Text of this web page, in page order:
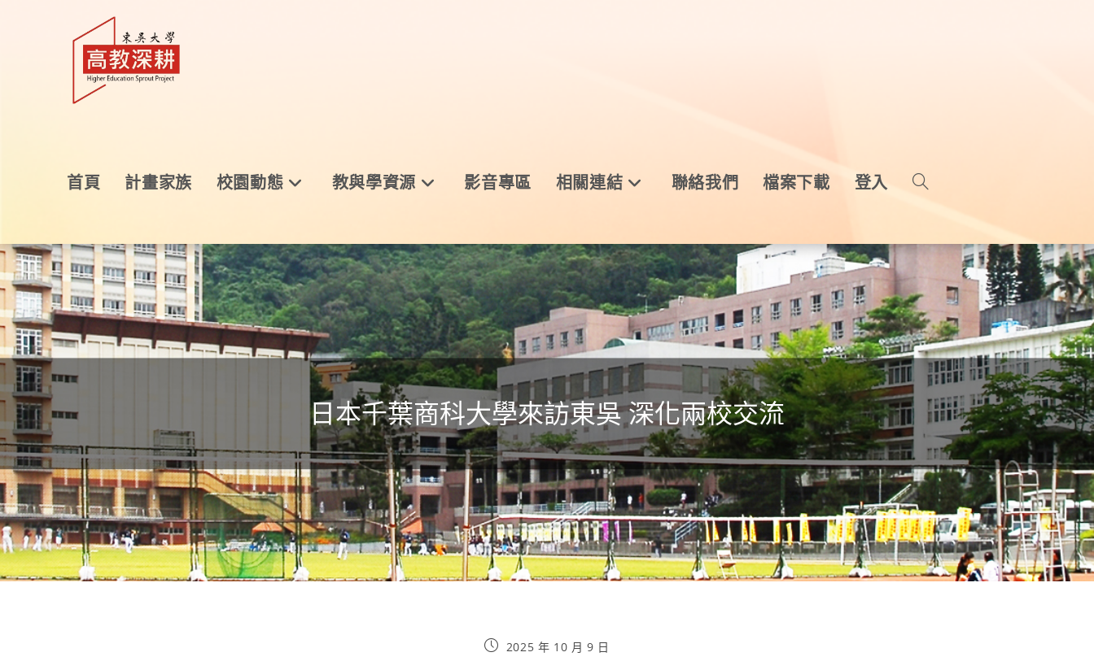
首頁 計畫家族 校園動態 教與學資源 影音專區 相關連結 聯絡我們 檔案下載 登入
日本千葉商科大學來訪東吳 深化兩校交流
2025 年 10 月 9 日